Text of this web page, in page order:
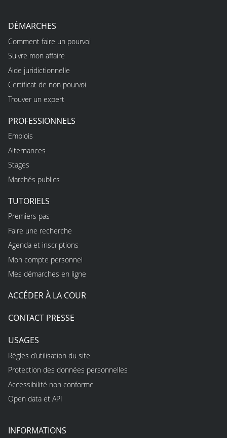
DÉMARCHES
Comment faire un pourvoi
Suivre mon affaire
Aide juridictionnelle
Certificat de non pourvoi
Trouver un expert
PROFESSIONNELS
Emplois
Alternances
Stages
Marchés publics
TUTORIELS
Premiers pas
Faire une recherche
Agenda et inscriptions
Mon compte personnel
Mes démarches en ligne
ACCÉDER À LA COUR
CONTACT PRESSE
USAGES
Règles d’utilisation du site
Protection des données personnelles
Accessibilité non conforme
Open data et API
INFORMATIONS